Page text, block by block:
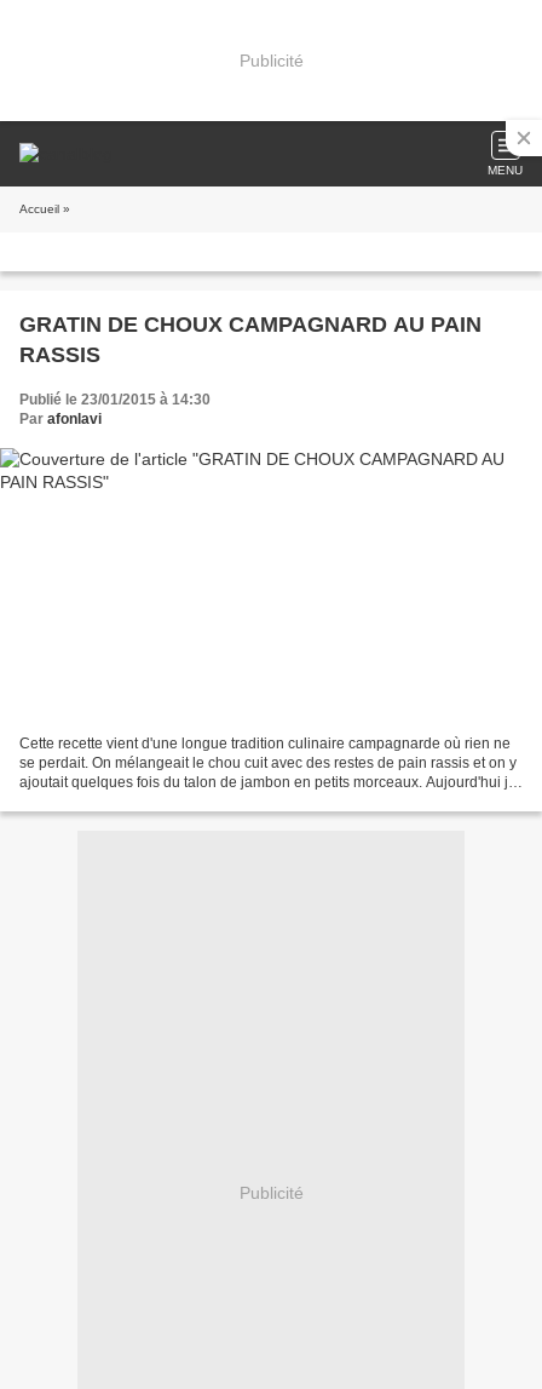
Publicité
MENU
Accueil »
GRATIN DE CHOUX CAMPAGNARD AU PAIN
RASSIS
Publié le 23/01/2015 à 14:30
Par afonlavi
Cette recette vient d'une longue tradition culinaire campagnarde où rien ne
se perdait. On mélangeait le chou cuit avec des restes de pain rassis et on y
ajoutait quelques fois du talon de jambon en petits morceaux. Aujourd'hui je
Publicité